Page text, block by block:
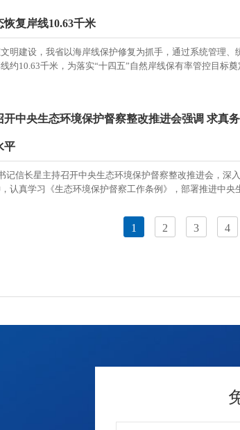
复岸线10.63千米
明建设，我省以海岸线保护修复为抓手，通过系统管理
约10.63千米，为落实“十四五”自然岸线保有率管控目标奠
开中央生态环境保护督察整改推进会强调 求真
平
记信长星主持召开中央生态环境保护督察整改推进会，深
认真学习《生态环境保护督察工作条例》，部署推进中央
1 2 3 4